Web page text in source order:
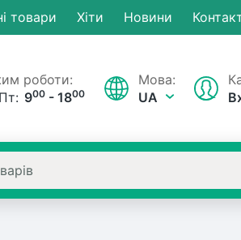
товари Хiти Новини
роботи:
900 - 1800
Мова:
UA